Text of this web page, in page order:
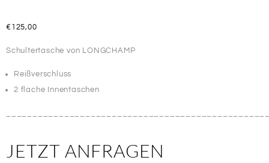
€125,00
Schultertasche von LONGCHAMP
Reißverschluss
2 flache Innentaschen
JETZT ANFRAGEN